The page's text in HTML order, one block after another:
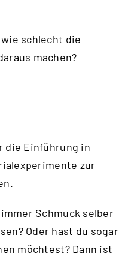
schlecht die
machen?
die Einführung in
zur
Schmuck selber
Oder hast du sogar
möchtest? Dann ist